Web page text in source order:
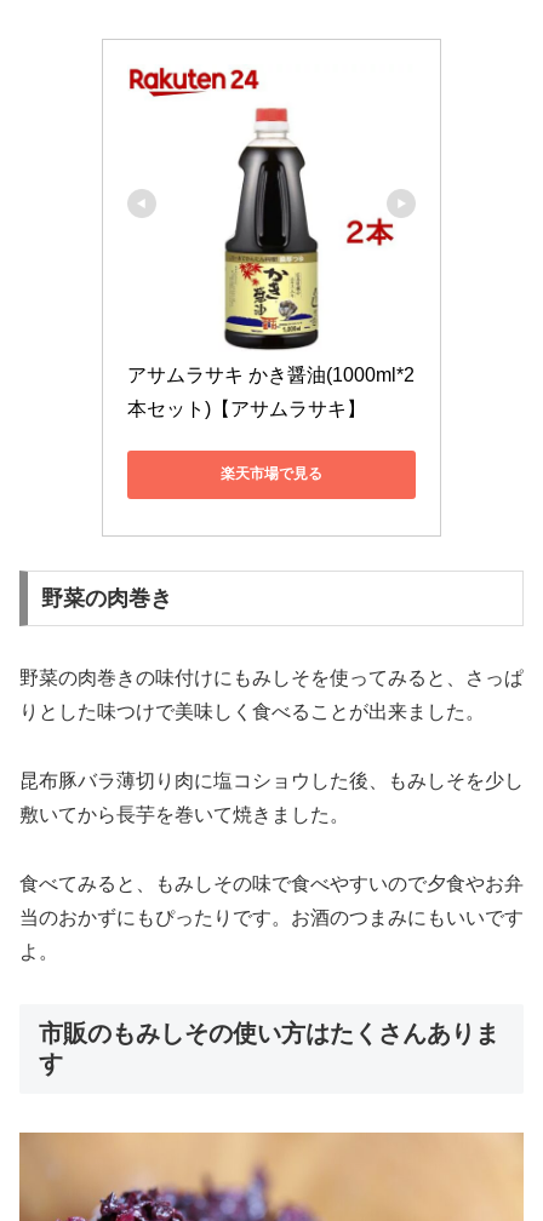
アサムラサキ かき醤油(1000ml*2
本セット)【アサムラサキ】
楽天市場で見る
野菜の肉巻き
野菜の肉巻きの味付けにもみしそを使ってみると、さっぱ
りとした味つけで美味しく食べることが出来ました。
昆布豚バラ薄切り肉に塩コショウした後、もみしそを少し
敷いてから長芋を巻いて焼きました。
食べてみると、もみしその味で食べやすいので夕食やお弁
当のおかずにもぴったりです。お酒のつまみにもいいです
よ。
市販のもみしその使い方はたくさんありま
す